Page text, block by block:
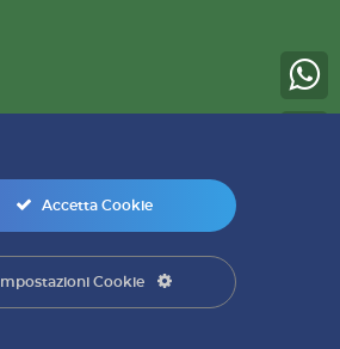
Accetta Cookie
Impostazioni Cookie